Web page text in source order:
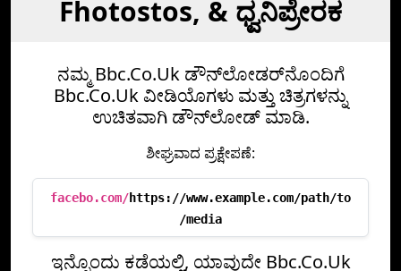
Fhotostos, & ಧ್ವನಿಪ್ರೇರಕ
ನಮ್ಮ Bbc.Co.Uk ಡೌನ್‌ಲೋಡರ್‌ನೊಂದಿಗೆ
Bbc.Co.Uk ವೀಡಿಯೊಗಳು ಮತ್ತು ಚಿತ್ರಗಳನ್ನು
ಉಚಿತವಾಗಿ ಡೌನ್‌ಲೋಡ್ ಮಾಡಿ.
ಶೀಘ್ರವಾದ ಪ್ರಕ್ಷೇಪಣೆ:
facebo.com/https://www.example.com/path/to
/media
ಇನ್ನೊಂದು ಕಡೆಯಲ್ಲಿ, ಯಾವುದೇ Bbc.Co.Uk